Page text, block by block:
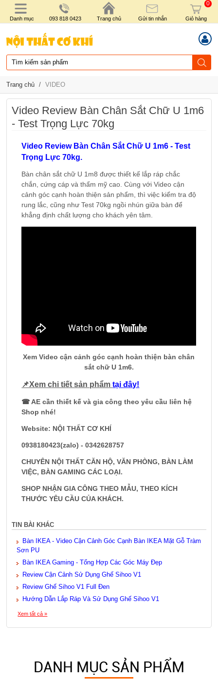
Danh mục 093 818 0423 Trang chủ Gửi tin nhắn
0
Giỏ hàng
Trang chủ / VIDEO
Video Review Bàn Chân Sắt Chữ U 1m6
- Test Trọng Lực 70kg
Video Review Bàn Chân Sắt Chữ U 1m6 - Test
Trọng Lực 70kg.
Bàn chân sắt chữ U 1m8 được thiết kế lắp ráp chắc
chắn, cứng cáp và thẩm mỹ cao. Cùng với Video cận
cảnh góc cạnh hoàn thiện sản phẩm, thì việc kiểm tra độ
rung lắc, cũng như Test 70kg ngồi nhún giữa bàn để
khẳng định chất lượng cho khách yên tâm.
Xem Video cận cảnh góc cạnh hoàn thiện bàn chân
sắt chữ U 1m6.
📌Xem chi tiết sản phẩmtại đây!
☎ AE cần thiết kế và gia công theo yêu cầu liên hệ
Shop nhé!
Website: NỘI THẤT CƠ KHÍ
0938180423(zalo) - 0342628757
CHUYÊN NỘI THẤT CĂN HỘ, VĂN PHÒNG, BÀN LÀM
VIỆC, BÀN GAMING CÁC LOẠI.
SHOP NHẬN GIA CÔNG THEO MẪU, THEO KÍCH
THƯỚC YÊU CẦU CỦA KHÁCH.
TIN BÀI KHÁC
Bàn IKEA - Video Cận Cảnh Góc Cạnh Bàn IKEA Mặt Gỗ Tràm
Sơn PU
Bàn IKEA Gaming - Tổng Hợp Các Góc Máy Đẹp
Review Cận Cảnh Sử Dụng Ghế Sihoo V1
Review Ghế Sihoo V1 Full Đen
Hướng Dẫn Lắp Ráp Và Sử Dụng Ghế Sihoo V1
Xem tất cả »
DANH MỤC SẢN PHẨM